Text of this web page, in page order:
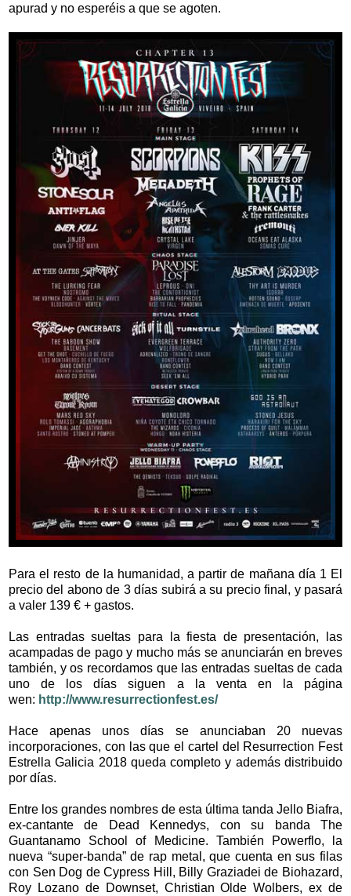
apurad y no esperéis a que se agoten.
Para el resto de la humanidad, a partir de mañana día 1 El
precio del abono de 3 días subirá a su precio final, y pasará
a valer 139 € + gastos.
Las entradas sueltas para la fiesta de presentación, las
acampadas de pago y mucho más se anunciarán en breves
también, y os recordamos que las entradas sueltas de cada
uno de los días siguen a la venta en la página
wen: http://www.resurrectionfest.es/
Hace apenas unos días se anunciaban 20 nuevas
incorporaciones, con las que el cartel del Resurrection Fest
Estrella Galicia 2018 queda completo y además distribuido
por días.
Entre los grandes nombres de esta última tanda Jello Biafra,
ex-cantante de Dead Kennedys, con su banda The
Guantanamo School of Medicine. También Powerflo, la
nueva “super-banda” de rap metal, que cuenta en sus filas
con Sen Dog de Cypress Hill, Billy Graziadei de Biohazard,
Roy Lozano de Downset, Christian Olde Wolbers, ex de